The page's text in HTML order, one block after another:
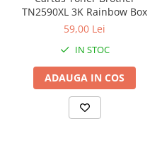
Coperți Caiete / Cărți
Cretă/Burete/Table Școlare
Socotitori / Bețigașe
Articole Creative și Craft
(window,document,'script','//
analytics.com/analytics.js','ga');
'toko.ro'); ga('send', 'pageview');
TN2590XL 3K Rainbow Box
59,00 Lei
IN STOC
ADAUGA IN COS